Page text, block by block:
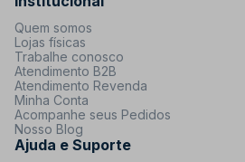
Quem somos
Lojas físicas
Trabalhe conosco
Atendimento B2B
Atendimento Revenda
Minha Conta
Acompanhe seus Pedidos
Nosso Blog
Ajuda e Suporte